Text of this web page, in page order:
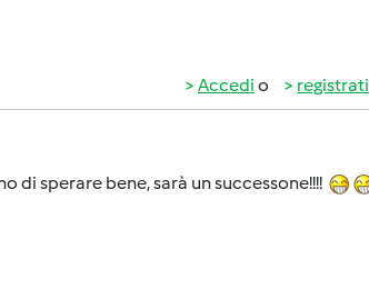
Accedi o registrati
di sperare bene, sarà un successone!!!!